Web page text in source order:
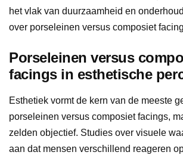
het vlak van duurzaamheid en
over porseleinen versus composiet
Porseleinen versus
facings in esthetische
Esthetiek vormt de kern van de meeste
porseleinen versus composiet facings,
zelden objectief. Studies over visuele
aan dat mensen verschillend reageren